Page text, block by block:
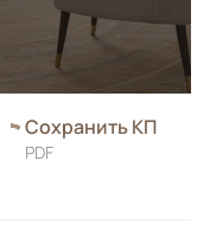
Сохранить КП
PDF